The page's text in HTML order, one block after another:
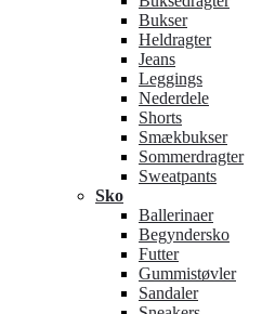
Bukser
Heldragter
Jeans
Leggings
Nederdele
Shorts
Smækbukser
Sommerdragter
Sweatpants
Sko
Ballerinaer
Begyndersko
Futter
Gummistøvler
Sandaler